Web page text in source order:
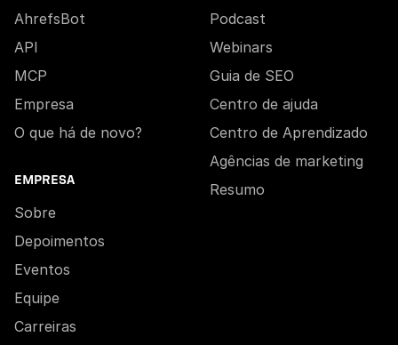
AhrefsBot
API
MCP
Empresa
O que há de novo?
EMPRESA
Sobre
Depoimentos
Eventos
Equipe
Carreiras
Podcast
Webinars
Guia de SEO
Centro de ajuda
Centro de Aprendizado
Agências de marketing
Resumo